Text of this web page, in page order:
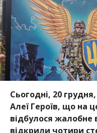
Сьогодні, 20
Алеї Героїв, що на
відбулося жалобне
відкрили чотири